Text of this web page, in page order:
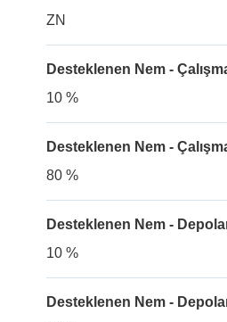
ZN
Desteklenen Nem -
10 %
Desteklenen Nem -
80 %
Desteklenen Nem -
10 %
Desteklenen Nem -